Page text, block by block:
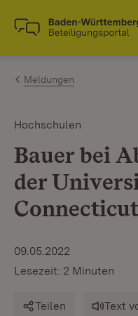
Zum Inhalt
Link zur Startseite
Meldungen
Hochschulen
Bauer bei
der
Connecticut
09.05.2022
Lesezeit: 2 Minuten
Teilen Text